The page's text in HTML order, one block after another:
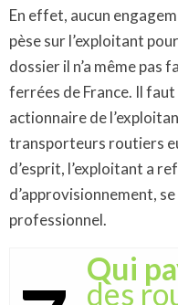
En effet, aucun
pèse sur l’exploitant
dossier il n’a même
ferrées de France. Il
actionnaire de
transporteurs routiers
d’esprit, l’exploitant a
d’approvisionnement,
professionnel.
Qui
des